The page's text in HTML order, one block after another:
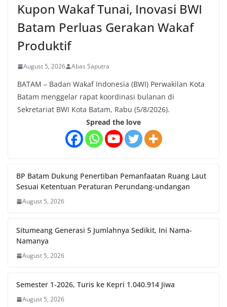
Kupon Wakaf Tunai, Inovasi BWI
Batam Perluas Gerakan Wakaf
Produktif
August 5, 2026 Abas Saputra
BATAM – Badan Wakaf Indonesia (BWI) Perwakilan Kota
Batam menggelar rapat koordinasi bulanan di
Sekretariat BWI Kota Batam, Rabu (5/8/2026).
Spread the love
BP Batam Dukung Penertiban Pemanfaatan Ruang Laut
Sesuai Ketentuan Peraturan Perundang-undangan
August 5, 2026
Situmeang Generasi 5 Jumlahnya Sedikit, Ini Nama-
Namanya
August 5, 2026
Semester 1-2026, Turis ke Kepri 1.040.914 Jiwa
August 5, 2026